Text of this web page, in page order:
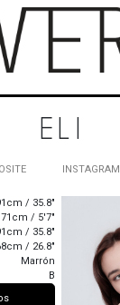
ELI
INSTAGRAM
/ 35.8"
/ 5'7"
/ 35.8"
/ 26.8"
Marrón
B